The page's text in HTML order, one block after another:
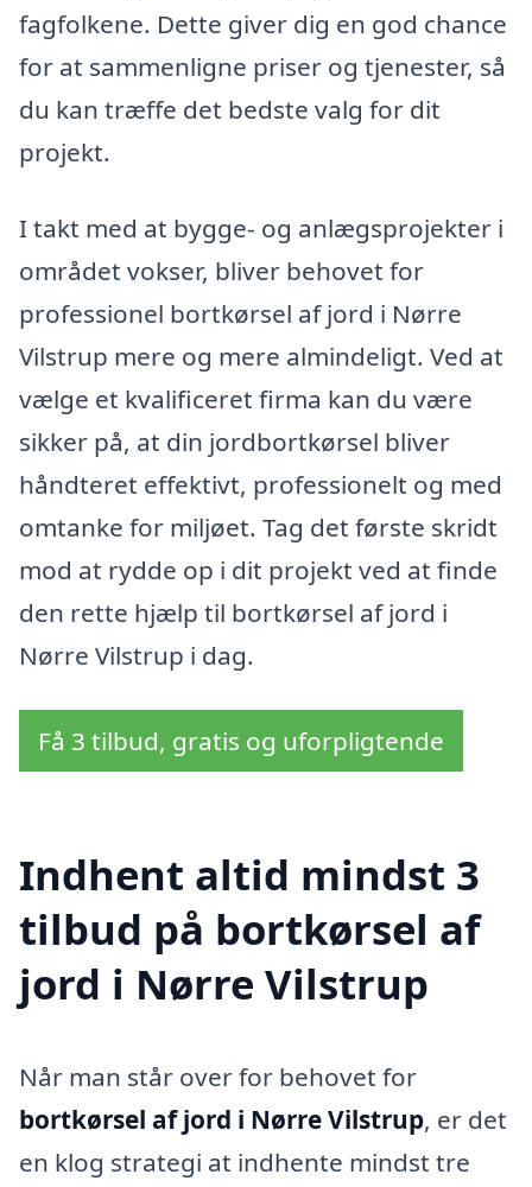
fagfolkene. Dette giver dig en god chance
for at sammenligne priser og tjenester, så
du kan træffe det bedste valg for dit
projekt.
I takt med at bygge- og anlægsprojekter i
området vokser, bliver behovet for
professionel bortkørsel af jord i Nørre
Vilstrup mere og mere almindeligt. Ved at
vælge et kvalificeret firma kan du være
sikker på, at din jordbortkørsel bliver
håndteret effektivt, professionelt og med
omtanke for miljøet. Tag det første skridt
mod at rydde op i dit projekt ved at finde
den rette hjælp til bortkørsel af jord i
Nørre Vilstrup i dag.
Få 3 tilbud, gratis og uforpligtende
Indhent altid mindst 3
tilbud på bortkørsel af
jord i Nørre Vilstrup
Når man står over for behovet for
bortkørsel af jord i Nørre Vilstrup, er det
en klog strategi at indhente mindst tre